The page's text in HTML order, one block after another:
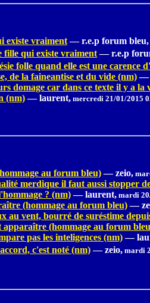
existe vraiment — r.e.p forum bleu,
fille qui existe vraiment — r.e.p
folle quand elle est une carence
de la faineantise et du vide (nm) —
domage car dans ce texte il y a
(nm) — laurent, mercredi 21/01/2015
au forum bleu) — zeio,
merdique il faut aussi stopper
? (nm) — laurent, mardi
(hommage au forum bleu) —
au vent, bourré de suréstime
apparaître (hommage au forum
pas les inteligences (nm) —
c'est noté (nm) — zeio, mardi